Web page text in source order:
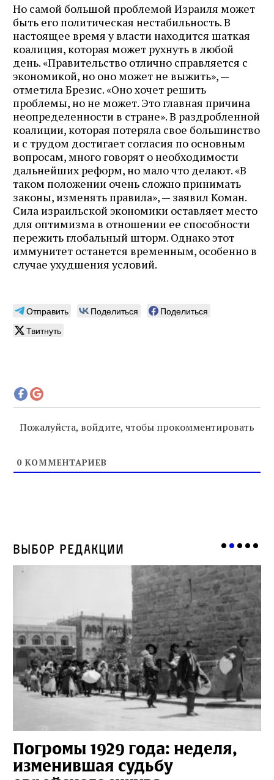
Но самой большой проблемой Израиля может
быть его политическая нестабильность. В
настоящее время у власти находится шаткая
коалиция, которая может рухнуть в любой
день. «Правительство отлично справляется с
экономикой, но оно может не выжить», —
отметила Брезис. «Оно хочет решить
проблемы, но не может. Это главная причина
неопределенности в стране». В раздробленной
коалиции, которая потеряла свое большинство
и с трудом достигает согласия по основным
вопросам, много говорят о необходимости
дальнейших реформ, но мало что делают. «В
таком положении очень сложно принимать
законы, изменять правила», — заявил Коман.
Сила израильской экономики оставляет место
для оптимизма в отношении ее способности
пережить глобальный шторм. Однако этот
иммунитет останется временным, особенно в
случае ухудшения условий.
Отправить Поделиться
Поделиться
Твитнуть
Пожалуйста, войдите, чтобы прокомментировать
0 КОММЕНТАРИЕВ
Выбор редакции
Погромы 1929 года: неделя,
изменившая судьбу